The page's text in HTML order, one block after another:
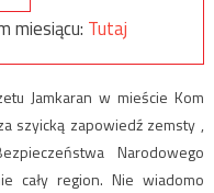
miesiącu: Tutaj
Jamkaran w mieście Kom
szyicką zapowiedź zemsty ,
Narodowego
cały region. Nie wiadomo